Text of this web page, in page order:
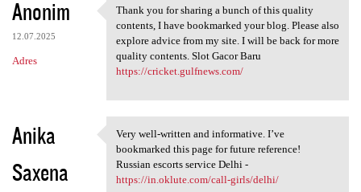
Anonim
12.07.2025
Adres
Thank you for sharing a bunch
Thank you for sharing a bunch of this quality
contents, I have bookmarked your blog. Please also
explore advice from my site. I will be back for more
quality contents. Slot Gacor Baru
https://cricket.gulfnews.com/
Anika
Saxena
Very well-written and
Very well-written and informative. I’ve
bookmarked this page for future reference!
Russian escorts service Delhi -
https://in.oklute.com/call-girls/delhi/